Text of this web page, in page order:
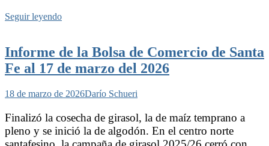
Seguir leyendo
Informe de la Bolsa de Comercio de Santa
Fe al 17 de marzo del 2026
18 de marzo de 2026Darío Schueri
Finalizó la cosecha de girasol, la de maíz temprano a
pleno y se inició la de algodón. En el centro norte